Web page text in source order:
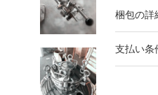
梱包の詳
支払い条